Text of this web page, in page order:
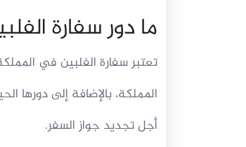
ما دور سفارة
تعتبر سفارة الفلبين في
المملكة، بالإضافة إلى دورها
أجل تجديد جواز السفر.